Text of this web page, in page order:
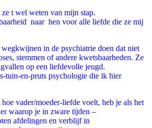
t wel weten van mijn stap.
naar hen voor alle liefde die ze mij
in de psychiatrie doen dat niet
stemmen of andere kwetsbaarheden. Ze
op een liefdevolle jeugd.
tuin-en-pruts psychologie die ik hier
vader/moeder-liefde voelt, heb je als het
waarop je in zware tijden –
afdelingen en verblijf in